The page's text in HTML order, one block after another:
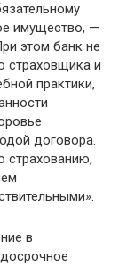
имущество, —
этом банк не
страховщика и
практики,
договора.
страхованию,
в